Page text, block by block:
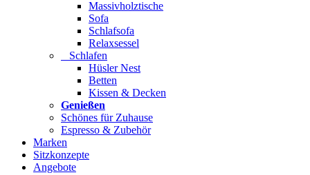
Massivholztische
Sofa
Schlafsofa
Relaxsessel
Schlafen
Hüsler Nest
Betten
Kissen & Decken
Genießen
Schönes für Zuhause
Espresso & Zubehör
Marken
Sitzkonzepte
Angebote